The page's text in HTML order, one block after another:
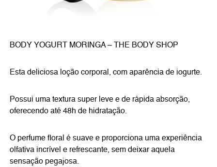
BODY YOGURT MORINGA – THE BODY SHOP
Esta deliciosa loção corporal, com aparência de iogurte.
Possui uma textura super leve e de rápida absorção,
oferecendo até 48h de hidratação.
O perfume floral é suave e proporciona uma experiência
olfativa incrível e refrescante, sem deixar aquela
sensação pegajosa.